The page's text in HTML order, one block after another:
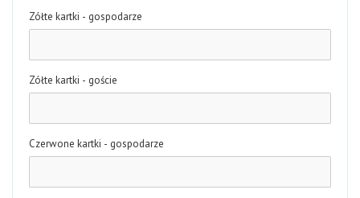
Zółte kartki - gospodarze
Zółte kartki - goście
Czerwone kartki - gospodarze